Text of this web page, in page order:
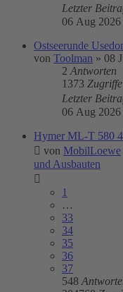
Letzter
06 Aug 2026
Ostseerunde
von Toolman » 08
2 Antworten
1373 Zugriffe
Letzter
06 Aug 2026
Hymer ML-T 580
von MobilLoewe
und Ausbauten
1
…
33
34
35
36
37
548